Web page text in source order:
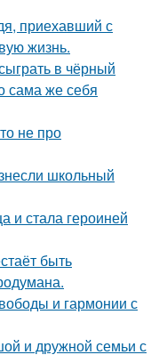
приехавший с
жизнь.
в чёрный
сама же себя
не про
школьный
и стала героиней
быть
и гармонии с
и дружной семьи с